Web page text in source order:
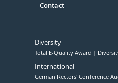
Contact
Diversity
Total E-Quality Award
International
German Rectors' Conference